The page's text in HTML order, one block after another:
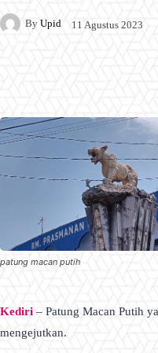
By Upid 11 Agustus 2023
patung macan putih
Kediri – Patung Macan Putih
mengejutkan.